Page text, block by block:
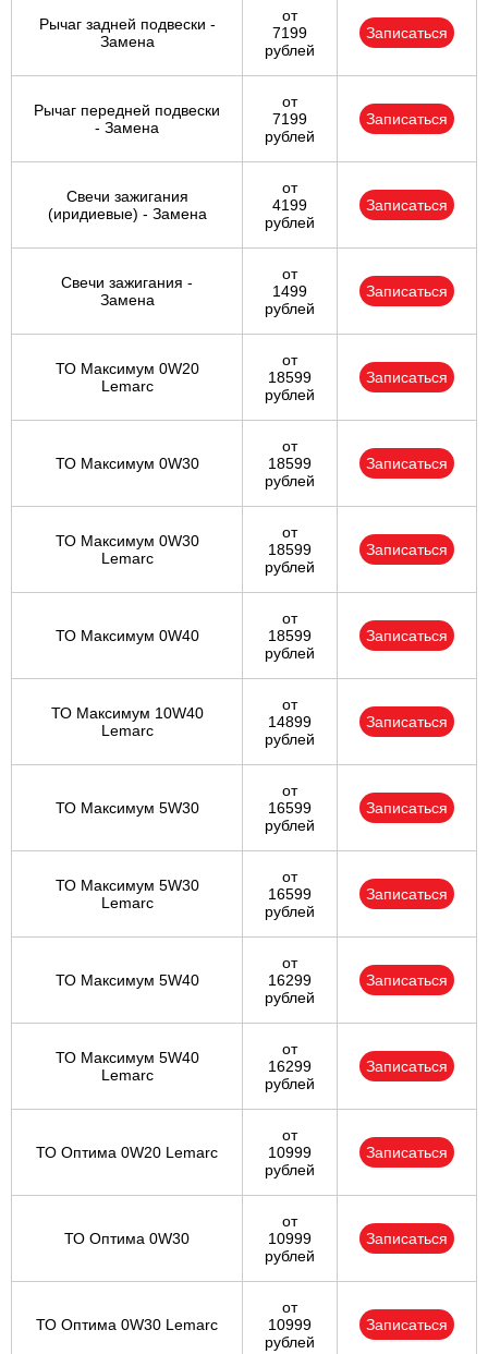
Рычаг задней подвески -
Замена
от
7199
рублей
Записаться
Рычаг передней подвески
- Замена
от
7199
рублей
Записаться
Свечи зажигания
(иридиевые) - Замена
от
4199
рублей
Записаться
Свечи зажигания -
Замена
от
1499
рублей
Записаться
ТО Максимум 0W20
Lemarc
от
18599
рублей
Записаться
ТО Максимум 0W30
от
18599
рублей
Записаться
ТО Максимум 0W30
Lemarc
от
18599
рублей
Записаться
ТО Максимум 0W40
от
18599
рублей
Записаться
ТО Максимум 10W40
Lemarc
от
14899
рублей
Записаться
ТО Максимум 5W30
от
16599
рублей
Записаться
ТО Максимум 5W30
Lemarc
от
16599
рублей
Записаться
ТО Максимум 5W40
от
16299
рублей
Записаться
ТО Максимум 5W40
Lemarc
от
16299
рублей
Записаться
ТО Оптима 0W20 Lemarc
от
10999
рублей
Записаться
ТО Оптима 0W30
от
10999
рублей
Записаться
ТО Оптима 0W30 Lemarc
от
10999
рублей
Записаться